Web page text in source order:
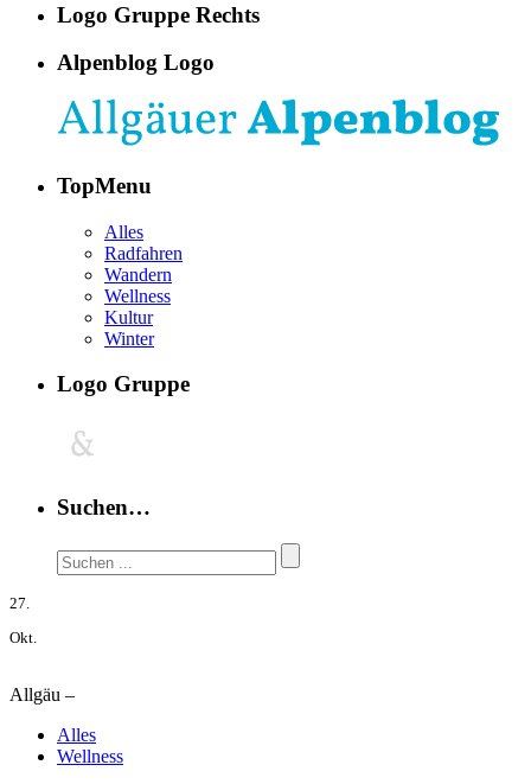
Logo Gruppe Rechts
Alpenblog Logo
TopMenu
Alles
Radfahren
Wandern
Wellness
Kultur
Winter
Logo Gruppe
Suchen…
27.
Okt.
Allgäu –
Alles
Wellness